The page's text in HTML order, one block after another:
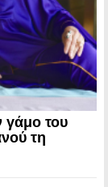
γάμο του
τη